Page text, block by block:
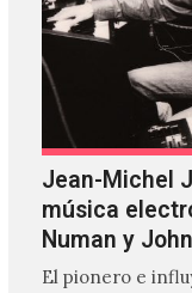
Jean-Michel
música
Numan y
El pionero e